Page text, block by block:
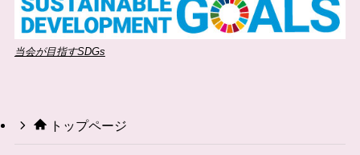
当会が目指すSDGs
トップページ